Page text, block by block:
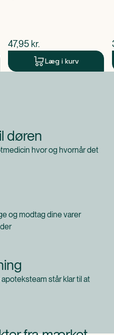
$nuværende pris
47,95 kr.
Læg i kurv
døren
hvor og hvornår det
og modtag dine varer
står klar til at